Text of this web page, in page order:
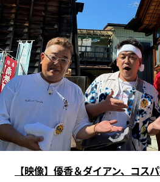
【映像】優香＆ダイアン、コス